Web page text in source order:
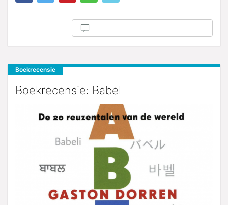
Boekrecensie
Boekrecensie: Babel